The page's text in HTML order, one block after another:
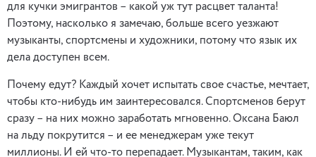
для кучки эмигрантов – какой уж тут расцвет таланта!
Поэтому, насколько я замечаю, больше всего уезжают
музыканты, спортсмены и художники, потому что язык их
дела доступен всем.
Почему едут? Каждый хочет испытать свое счастье, мечтает,
чтобы кто-нибудь им заинтересовался. Спортсменов берут
сразу – на них можно заработать мгновенно. Оксана Баюл
на льду покрутится – и ее менеджерам уже текут
миллионы. И ей что-то перепадает. Музыкантам, таким, как